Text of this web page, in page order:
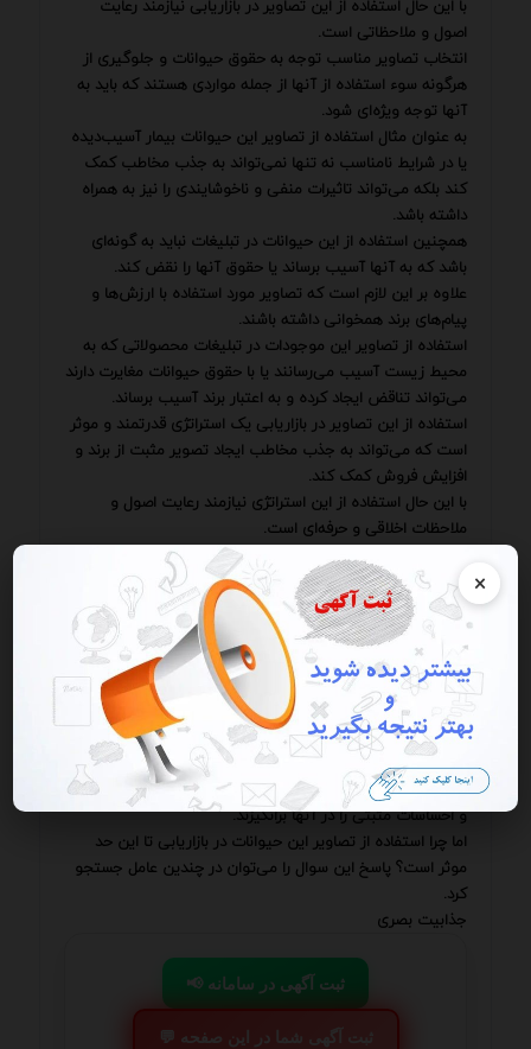
×
با این حال استفاده از این تصاویر در بازاریابی نیازمند رعایت
اصول و ملاحظاتی است.
انتخاب تصاویر مناسب توجه به حقوق حیوانات و جلوگیری از
هرگونه سوء استفاده از آنها از جمله مواردی هستند که باید به
آنها توجه ویژه‌ای شود.
به عنوان مثال استفاده از تصاویر این حیوانات بیمار آسیب‌دیده
یا در شرایط نامناسب نه تنها نمی‌تواند به جذب مخاطب کمک
کند بلکه می‌تواند تاثیرات منفی و ناخوشایندی را نیز به همراه
داشته باشد.
همچنین استفاده از این حیوانات در تبلیغات نباید به گونه‌ای
باشد که به آنها آسیب برساند یا حقوق آنها را نقض کند.
علاوه بر این لازم است که تصاویر مورد استفاده با ارزش‌ها و
پیام‌های برند همخوانی داشته باشند.
استفاده از تصاویر این موجودات در تبلیغات محصولاتی که به
محیط زیست آسیب می‌رسانند یا با حقوق حیوانات مغایرت دارند
می‌تواند تناقض ایجاد کرده و به اعتبار برند آسیب برساند.
استفاده از این تصاویر در بازاریابی یک استراتژی قدرتمند و موثر
است که می‌تواند به جذب مخاطب ایجاد تصویر مثبت از برند و
افزایش فروش کمک کند.
با این حال استفاده از این استراتژی نیازمند رعایت اصول و
ملاحظات اخلاقی و حرفه‌ای است.
بازاریابان باید با درک صحیح از تاثیرات احساسی و عاطفی این
تصاویر آنها را به گونه‌ای استفاده کنند که به نفع هم برند و هم
این موجودات دوست داشتنی باشد.
در عصری که توجه مخاطبان به سرعت پراکنده می‌شود و رقابت
برای جلب نظر آنها به شدت افزایش یافته است استفاده از
عناصر جذاب و تاثیرگذار در تبلیغات و بازاریابی امری ضروری به
نظر می‌رسد.
یکی از این عناصر به کارگیری تصاویر حیوانات خانگی است.
این موجودات دوست‌داشتنی با چهره‌های معصوم و رفتارهای
دلنشین می‌توانند به سرعت توجه مخاطبان را به خود جلب کرده
و احساسات مثبتی را در آنها برانگیزند.
اما چرا استفاده از تصاویر این حیوانات در بازاریابی تا این حد
موثر است؟ پاسخ این سوال را می‌توان در چندین عامل جستجو
کرد.
جذابیت بصری
📢 ثبت آگهی در سامانه
💬 ثبت آگهی شما در این صفحه